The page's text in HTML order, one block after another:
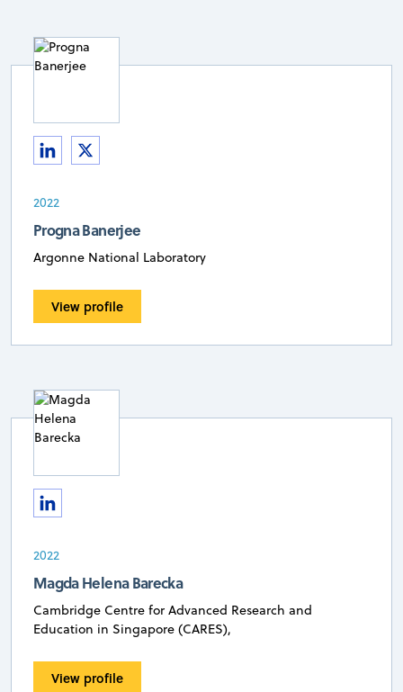
2022
Progna Banerjee
Argonne National Laboratory
View profile
2022
Magda Helena Barecka
Cambridge Centre for Advanced Research and
Education in Singapore (CARES),
View profile